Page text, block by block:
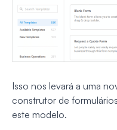
Isso nos levará a uma
construtor de
este modelo.